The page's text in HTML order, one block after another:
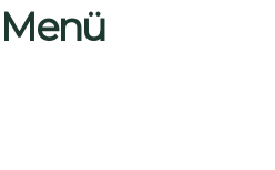
Menü